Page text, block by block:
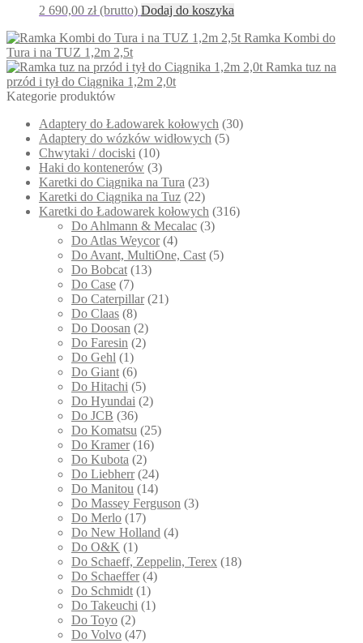
2 690,00 zł(brutto) Dodaj do koszyka
Ramka Kombi do
Tura i na TUZ 1,2m 2,5t
Ramka tuz na
przód i tył do Ciągnika 1,2m 2,0t
Kategorie produktów
Adaptery do Ładowarek kołowych (30)
Adaptery do wózków widłowych (5)
Chwytaki / dociski (10)
Haki do kontenerów (3)
Karetki do Ciągnika na Tura (23)
Karetki do Ciągnika na Tuz (22)
Karetki do Ładowarek kołowych (316)
Do Ahlmann & Mecalac (3)
Do Atlas Weycor (4)
Do Avant, MultiOne, Cast (5)
Do Bobcat (13)
Do Case (7)
Do Caterpillar (21)
Do Claas (8)
Do Doosan (2)
Do Faresin (2)
Do Gehl (1)
Do Giant (6)
Do Hitachi (5)
Do Hyundai (2)
Do JCB (36)
Do Komatsu (25)
Do Kramer (16)
Do Kubota (2)
Do Liebherr (24)
Do Manitou (14)
Do Massey Ferguson (3)
Do Merlo (17)
Do New Holland (4)
Do O&K (1)
Do Schaeff, Zeppelin, Terex (18)
Do Schaeffer (4)
Do Schmidt (1)
Do Takeuchi (1)
Do Toyo (2)
Do Volvo (47)